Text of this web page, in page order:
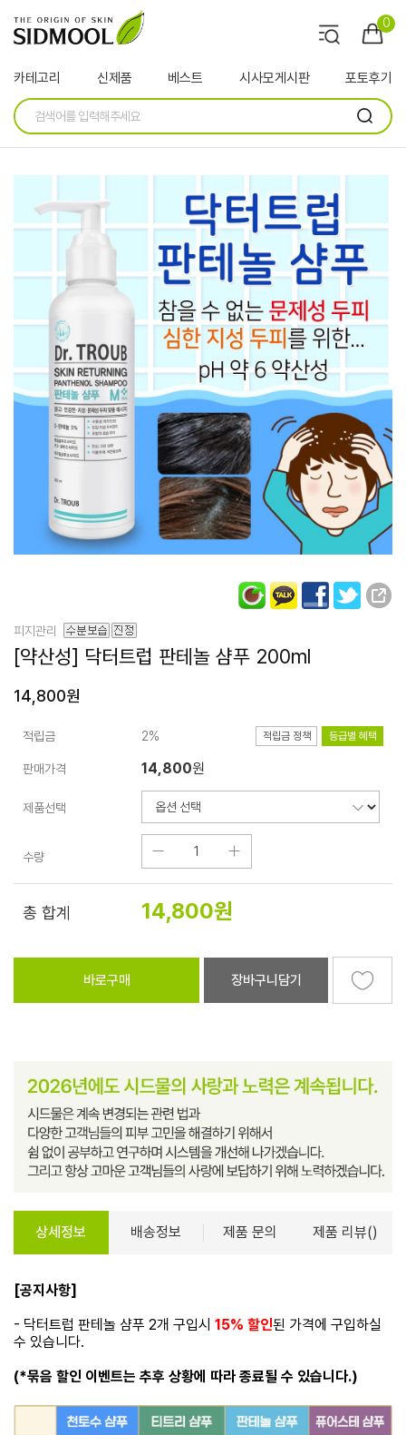
0
카테고리 신제품 베스트 시사모게시판 포토후기
피지관리
[약산성] 닥터트럽 판테놀 샴푸 200ml
14,800원
적립금 2% 적립금 정책 등급별 혜택
판매가격 14,800원
제품선택
수량
총 합계 14,800원
바로구매 장바구니담기
상세정보 배송정보 제품 문의 제품 리뷰()
[공지사항]
- 닥터트럽 판테놀 샴푸 2개 구입시 15% 할인된 가격에 구입하실
수 있습니다.
(*묶음 할인 이벤트는 추후 상황에 따라 종료될 수 있습니다.)